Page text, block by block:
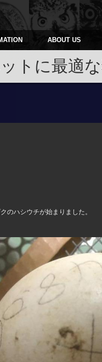
ABOUT US
トに最適
のハシウチが始まりました。